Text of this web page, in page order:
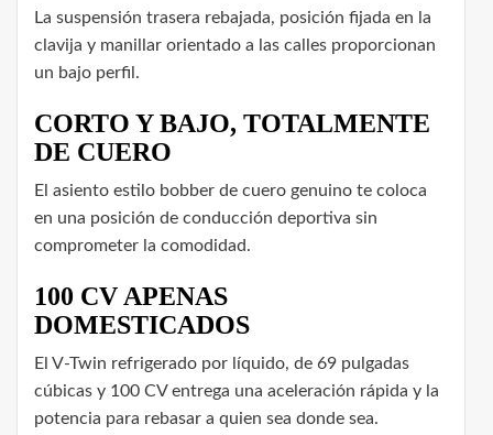
La suspensión trasera rebajada, posición fijada en la
clavija y manillar orientado a las calles proporcionan
un bajo perfil.
CORTO Y BAJO, TOTALMENTE
DE CUERO
El asiento estilo bobber de cuero genuino te coloca
en una posición de conducción deportiva sin
comprometer la comodidad.
100 CV APENAS
DOMESTICADOS
El V-Twin refrigerado por líquido, de 69 pulgadas
cúbicas y 100 CV entrega una aceleración rápida y la
potencia para rebasar a quien sea donde sea.